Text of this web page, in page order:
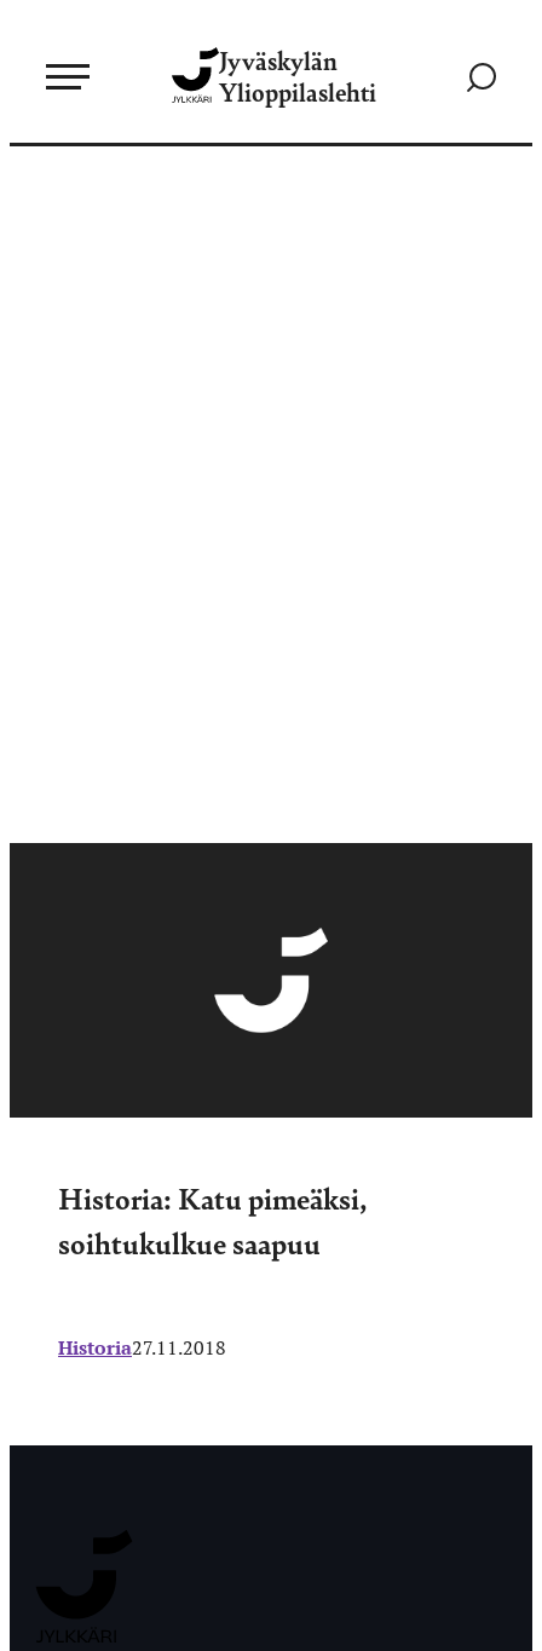
sisältöön
Jyväskylän
Ylioppilaslehti
Siirry
Historia: Katu pimeäksi,
soihtukulkue saapuu
Historia27.11.2018